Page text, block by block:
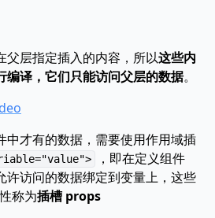
父层指定插入的内容，所以这些内
编译，它们只能访问父层的数据。
中才有的数据，需要使用作用域插
，即在定义组件
许访问的数据绑定到变量上，这些
称为插槽 props